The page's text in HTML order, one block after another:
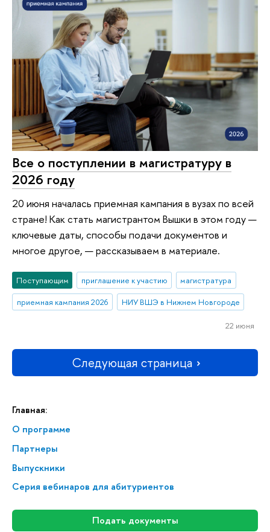
Главная:
О программе
Партнеры
Выпускники
Серия вебинаров для абитуриентов
Подать документы
Все о поступлении в магистратуру в
2026 году
20 июня началась приемная кампания в вузах по всей
стране! Как стать магистрантом Вышки в этом году —
ключевые даты, способы подачи документов и
многое другое, — рассказываем в материале.
Поступающим приглашение к участию
магистратура
приемная кампания 2026
НИУ ВШЭ в Нижнем Новгороде
22 июня
Следующая страница